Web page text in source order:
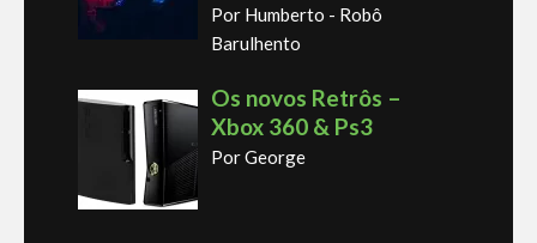
Por Humberto - Robô
Barulhento
Os novos Retrôs –
Xbox 360 & Ps3
Por George